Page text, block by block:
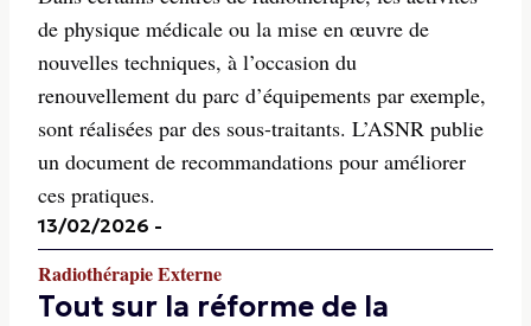
de physique médicale ou la mise en œuvre de
nouvelles techniques, à l’occasion du
renouvellement du parc d’équipements par exemple,
sont réalisées par des sous-traitants. L’ASNR publie
un document de recommandations pour améliorer
ces pratiques.
13/02/2026 -
Radiothérapie Externe
Tout sur la réforme de la